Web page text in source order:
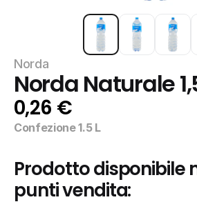
Norda
Norda Naturale
0,26 €
Confezione 1.5 L
Prodotto disponibile
punti vendita: